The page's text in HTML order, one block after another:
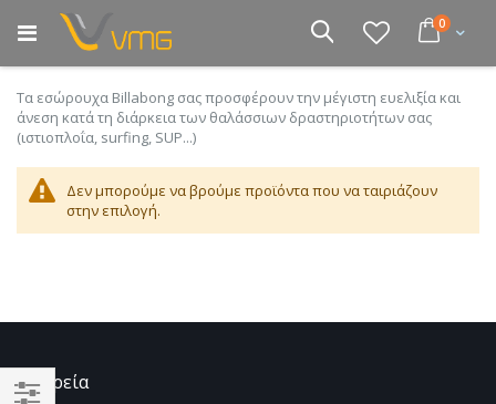
Μετάβαση
στο
περιεχόμενο
Cart
0στοιχεία
Αναζήτηση
Tα εσώρουχα Billabong σας προσφέρουν την μέγιστη ευελιξία και
άνεση κατά τη διάρκεια των θαλάσσιων δραστηριοτήτων σας
(ιστιοπλοΐα, surfing, SUP...)
Δεν μπορούμε να βρούμε προϊόντα που να ταιριάζουν
στην επιλογή.
Εταιρεία